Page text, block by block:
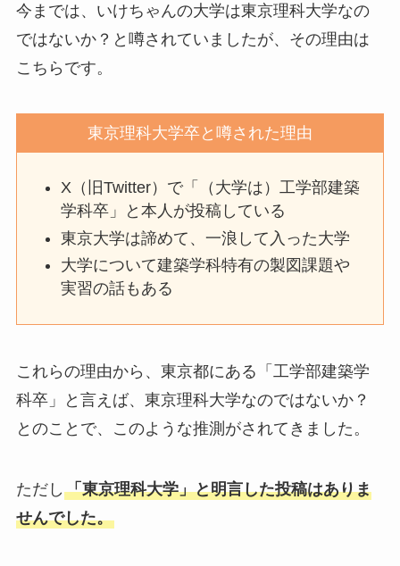
今までは、いけちゃんの大学は東京理科大学なの
ではないか？と噂されていましたが、その理由は
こちらです。
東京理科大学卒と噂された理由
X（旧Twitter）で「（大学は）工学部建築
学科卒」と本人が投稿している
東京大学は諦めて、一浪して入った大学
大学について建築学科特有の製図課題や
実習の話もある
これらの理由から、東京都にある「工学部建築学
科卒」と言えば、東京理科大学なのではないか？
とのことで、このような推測がされてきました。
ただし 「東京理科大学」と明言した投稿はありま
せんでした。